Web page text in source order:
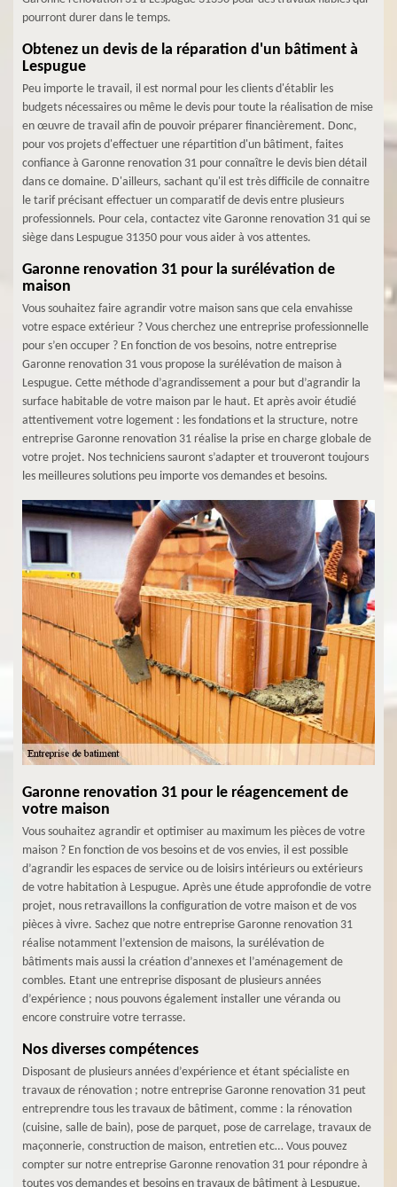
pourront durer dans le temps.
Obtenez un devis de la réparation d'un bâtiment à
Lespugue
Peu importe le travail, il est normal pour les clients d'établir les
budgets nécessaires ou même le devis pour toute la réalisation de mise
en œuvre de travail afin de pouvoir préparer financièrement. Donc,
pour vos projets d'effectuer une répartition d'un bâtiment, faites
confiance à Garonne renovation 31 pour connaître le devis bien détail
dans ce domaine. D'ailleurs, sachant qu'il est très difficile de connaitre
le tarif précisant effectuer un comparatif de devis entre plusieurs
professionnels. Pour cela, contactez vite Garonne renovation 31 qui se
siège dans Lespugue 31350 pour vous aider à vos attentes.
Garonne renovation 31 pour la surélévation de
maison
Vous souhaitez faire agrandir votre maison sans que cela envahisse
votre espace extérieur ? Vous cherchez une entreprise professionnelle
pour s’en occuper ? En fonction de vos besoins, notre entreprise
Garonne renovation 31 vous propose la surélévation de maison à
Lespugue. Cette méthode d’agrandissement a pour but d’agrandir la
surface habitable de votre maison par le haut. Et après avoir étudié
attentivement votre logement : les fondations et la structure, notre
entreprise Garonne renovation 31 réalise la prise en charge globale de
votre projet. Nos techniciens sauront s’adapter et trouveront toujours
les meilleures solutions peu importe vos demandes et besoins.
Garonne renovation 31 pour le réagencement de
votre maison
Vous souhaitez agrandir et optimiser au maximum les pièces de votre
maison ? En fonction de vos besoins et de vos envies, il est possible
d’agrandir les espaces de service ou de loisirs intérieurs ou extérieurs
de votre habitation à Lespugue. Après une étude approfondie de votre
projet, nous retravaillons la configuration de votre maison et de vos
pièces à vivre. Sachez que notre entreprise Garonne renovation 31
réalise notamment l’extension de maisons, la surélévation de
bâtiments mais aussi la création d’annexes et l’aménagement de
combles. Etant une entreprise disposant de plusieurs années
d’expérience ; nous pouvons également installer une véranda ou
encore construire votre terrasse.
Nos diverses compétences
Disposant de plusieurs années d’expérience et étant spécialiste en
travaux de rénovation ; notre entreprise Garonne renovation 31 peut
entreprendre tous les travaux de bâtiment, comme : la rénovation
(cuisine, salle de bain), pose de parquet, pose de carrelage, travaux de
maçonnerie, construction de maison, entretien etc… Vous pouvez
compter sur notre entreprise Garonne renovation 31 pour répondre à
toutes vos demandes et besoins en travaux de bâtiment à Lespugue.